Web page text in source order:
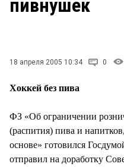
НОВОСТИ КОМПАНИЙ
СТИЛЬ ЖИЗНИ
пивнушек
18 апреля 2005 10:34 0
Хоккей без пива
ФЗ «Об ограничении
(распития) пива и
основе» готовился
отправил на доработку